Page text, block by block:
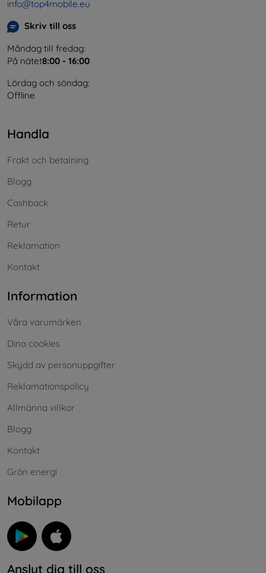
info@top4mobile.eu
Skriv till oss
Måndag till fredag:
På nätet8:00 - 16:00
Lördag och söndag:
Offline
Handla
Frakt och betalning
Blogg
Cashback
Retur
Reklamation
Kontakt
Information
Våra varumärken
Dina cookies
Skydd av personuppgifter
Reklamationspolicy
Allmänna villkor
Blogg
Kontakt
Grön energi
Mobilapp
Anslut dig till oss